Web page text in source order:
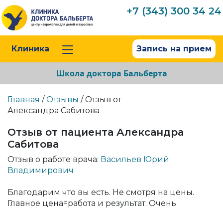
+7 (343) 300 34 24
Клиника Запись на прием
Школа доктора Бальберта
Главная / Отзывы / Отзыв от
Александра Сабитова
Отзыв от пациента Александра
Сабитова
Отзыв о работе врача: Васильев Юрий
Владимирович
Благодарим что вы есть. Не смотря на цены.
Главное цена=работа и результат. Очень